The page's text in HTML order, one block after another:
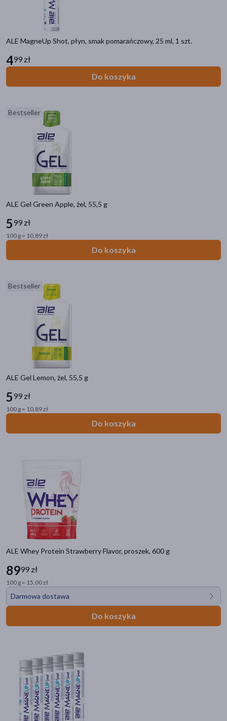
ALE MagneUp Shot, płyn, smak pomarańczowy, 25 ml, 1 szt.
499 zł
Do koszyka
Bestseller
ALE Gel Green Apple, żel, 55,5 g
599 zł
100 g = 10,89 zł
Do koszyka
Bestseller
ALE Gel Lemon, żel, 55,5 g
599 zł
100 g = 10,89 zł
Do koszyka
ALE Whey Protein Strawberry Flavor, proszek, 600 g
8999 zł
100 g = 15,00 zł
Darmowa dostawa
Do koszyka